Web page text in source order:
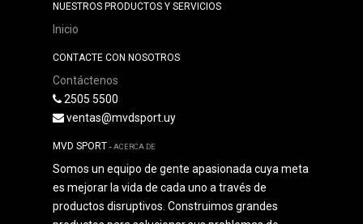
NUESTROS PRODUCTOS Y SERVICIOS
Inicio
CONTACTE CON NOSOTROS
Contáctenos
2505 5500
ventas@mvdsport.uy
MVD SPORT -ACERCA DE
Somos un equipo de gente apasionada cuya meta
es mejorar la vida de cada uno a través de
productos disruptivos. Construimos grandes